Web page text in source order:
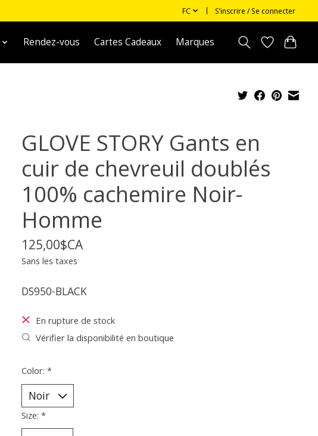
FC S’inscrire / Se connecter
Rendez-vous Cartes Cadeaux Marques
GLOVE STORY Gants en
cuir de chevreuil doublés
100% cachemire Noir-
Homme
125,00$CA
Sans les taxes
DS950-BLACK
En rupture de stock
Vérifier la disponibilité en boutique
Color: *
Size: *